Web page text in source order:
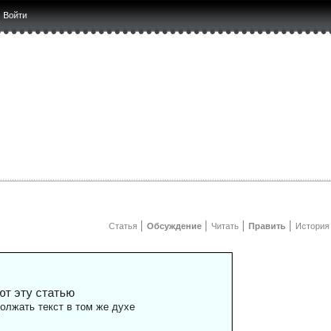
Войти
Статья Обсуждение Читать Править История
эту статью
текст в том же духе